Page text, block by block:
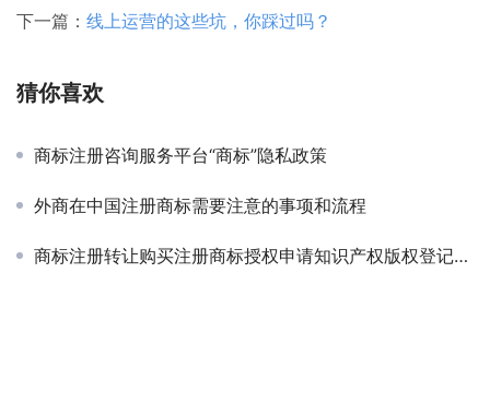
下一篇： 线上运营的这些坑，你踩过吗？
猜你喜欢
商标注册咨询服务平台“商标”隐私政策
外商在中国注册商标需要注意的事项和流程
商标注册转让购买注册商标授权申请知识产权版权登记专利申请